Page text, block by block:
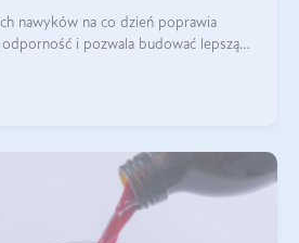
nawyków na co dzień poprawia
i pozwala budować lepszą